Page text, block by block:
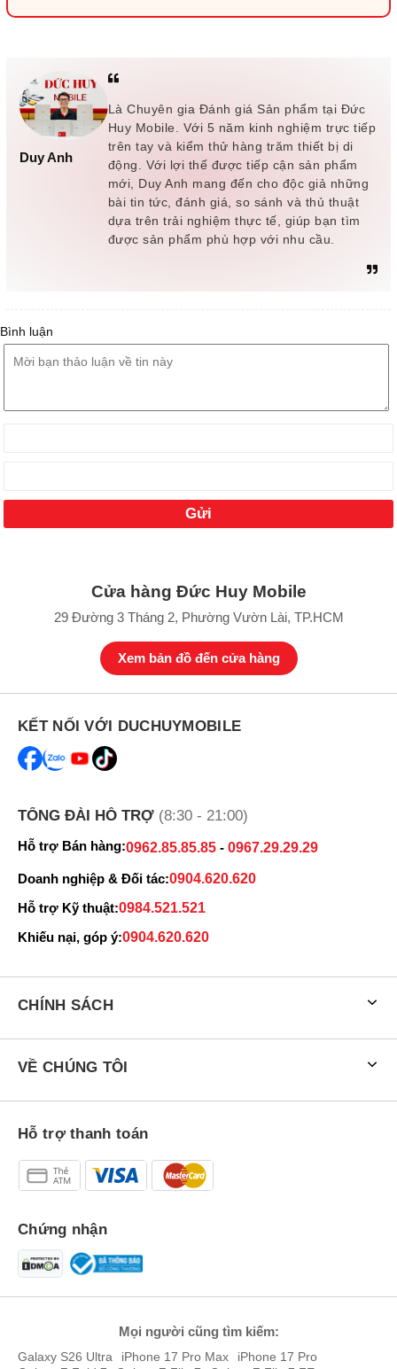
Duy Anh
Là Chuyên gia Đánh giá Sản phẩm tại Đức
Huy Mobile. Với 5 năm kinh nghiệm trực tiếp
trên tay và kiểm thử hàng trăm thiết bị di
động. Với lợi thế được tiếp cận sản phẩm
mới, Duy Anh mang đến cho độc giả những
bài tin tức, đánh giá, so sánh và thủ thuật
dựa trên trải nghiệm thực tế, giúp bạn tìm
được sản phẩm phù hợp với nhu cầu.
Bình luận
Cửa hàng Đức Huy Mobile
29 Đường 3 Tháng 2, Phường Vườn Lài, TP.HCM
Xem bản đồ đến cửa hàng
KẾT NỐI VỚI DUCHUYMOBILE
TỔNG ĐÀI HỖ TRỢ (8:30 - 21:00)
Hỗ trợ Bán hàng:0962.85.85.85 - 0967.29.29.29
Doanh nghiệp & Đối tác:0904.620.620
Hỗ trợ Kỹ thuật:0984.521.521
Khiếu nại, góp ý:0904.620.620
CHÍNH SÁCH
VỀ CHÚNG TÔI
Hỗ trợ thanh toán
Chứng nhận
Mọi người cũng tìm kiếm:
Galaxy S26 Ultra iPhone 17 Pro Max
iPhone 17 Pro